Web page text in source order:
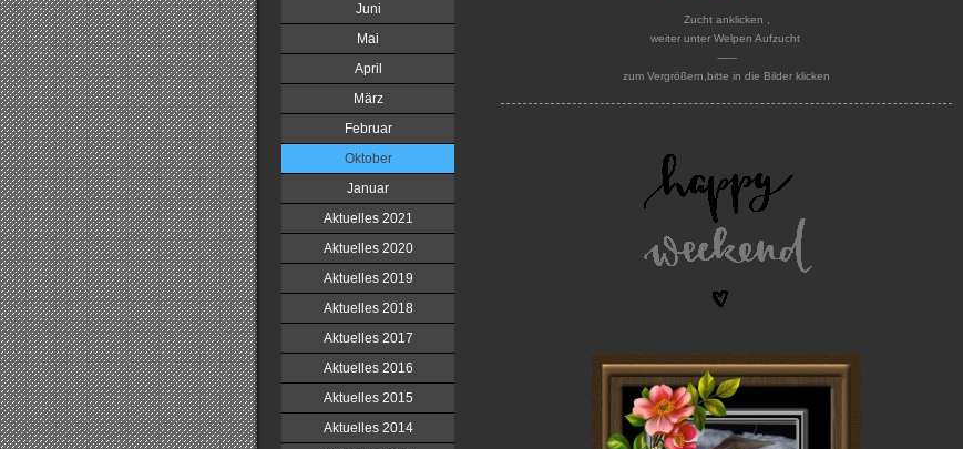
Juni
Mai
April
März
Februar
Oktober
Januar
Aktuelles 2021
Aktuelles 2020
Aktuelles 2019
Aktuelles 2018
Aktuelles 2017
Aktuelles 2016
Aktuelles 2015
Aktuelles 2014
Zucht anklicken ,
weiter unter Welpen Aufzucht
------
zum Vergrößern,bitte in die Bilder klicken